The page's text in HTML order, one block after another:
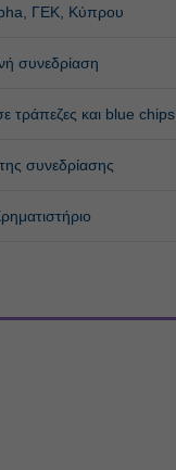
ΓΕΚ, Κύπρου
συνεδρίαση
τράπεζες και blue chips
συνεδρίασης